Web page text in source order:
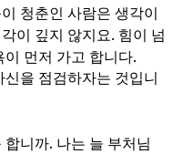
청춘인 사람은 생각이
이 깊지 않지요. 힘이 넘
이 먼저 가고 합니다.
을 점검하자는 것입니
합니까. 나는 늘 부처님